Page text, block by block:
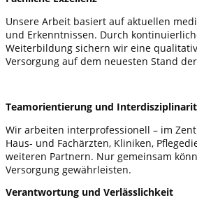
Unsere Arbeit basiert auf aktuellen
und Erkenntnissen. Durch
Weiterbildung sichern wir eine
Versorgung auf dem neuesten Stand
Teamorientierung und
Wir arbeiten interprofessionell – im
Haus- und Fachärzten, Kliniken,
weiteren Partnern. Nur gemeinsam
Versorgung gewährleisten.
Verantwortung und Verlässlichkeit